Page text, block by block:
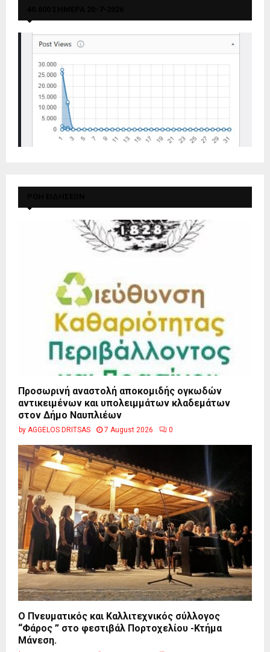
Προσωρινή αναστολή αποκομιδής ογκωδών
αντικειμένων και υπολειμμάτων κλαδεμάτων
στον Δήμο Ναυπλιέων
by AGGELOS DRITSAS 7 August 2026 0
Ο Πνευματικός και Καλλιτεχνικός σύλλογος
“Φάρος ” στο φεστιβάλ Πορτοχελίου -Κτήμα
Μάνεση.